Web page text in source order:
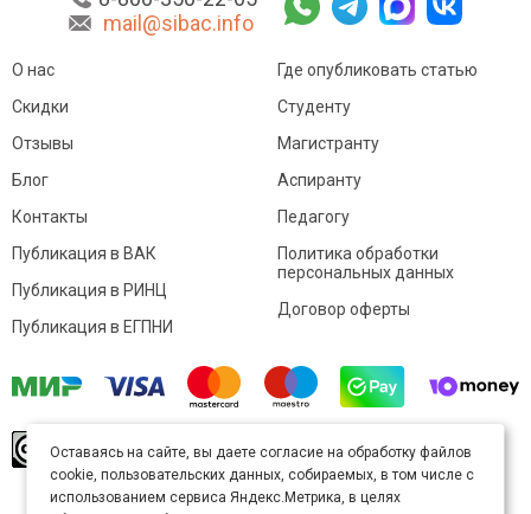
mail@sibac.info
О нас
Скидки
Отзывы
Блог
Контакты
Где опубликовать статью
Студенту
Магистранту
Аспиранту
Педагогу
Публикация в ВАК
Публикация в РИНЦ
Публикация в ЕГПНИ
Политика обработки
персональных данных
Договор оферты
произведение доступно полицензии Creative
Commons «Attribution» («Атрибуция») 4.0
Непортированная.
Оставаясь на сайте, вы даете согласие на обработку файлов
cookie, пользовательских данных, собираемых, в том числе с
использованием сервиса Яндекс.Метрика, в целях